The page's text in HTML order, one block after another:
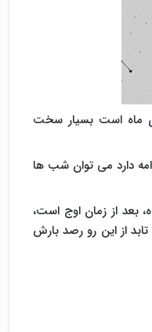
ماه است بسیار سخت
دارد می توان شب ها
بعد از زمان اوج است،
(یعنی نور کمتری) می تابد از این رو رصد بارش